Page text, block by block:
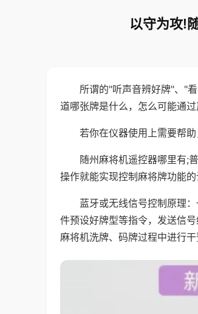
以守为攻!
所谓的"听声音辨好牌"、"
道哪张牌是什么，怎么可能通
若你在仪器使用上需要帮
随州麻将机遥控器哪里有;
操作就能实现控制麻将牌功能的
蓝牙或无线信号控制原理
件预设好牌型等指令，发送信
麻将机洗牌、码牌过程中进行干